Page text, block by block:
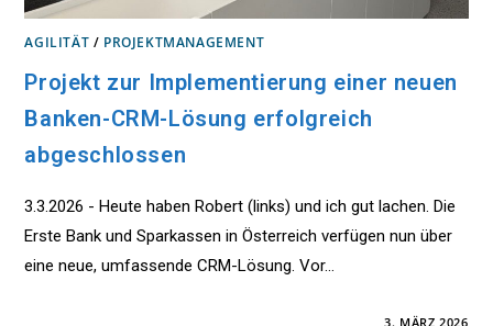
AGILITÄT / PROJEKTMANAGEMENT
Projekt zur Implementierung einer neuen
Banken-CRM-Lösung erfolgreich
abgeschlossen
3.3.2026 - Heute haben Robert (links) und ich gut lachen. Die
Erste Bank und Sparkassen in Österreich verfügen nun über
eine neue, umfassende CRM-Lösung. Vor…
3. MÄRZ 2026